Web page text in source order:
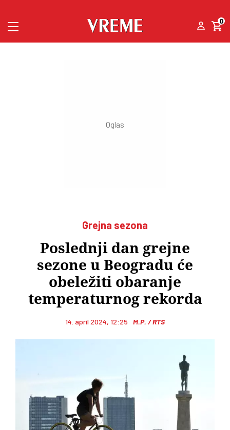
0
Grejna sezona
Poslednji dan grejne
sezone u Beogradu će
obeležiti obaranje
temperaturnog rekorda
14. april 2024, 12:25 M.P. / RTS